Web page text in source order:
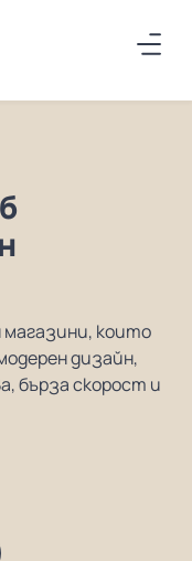
които
дизайн,
бърза скорост и